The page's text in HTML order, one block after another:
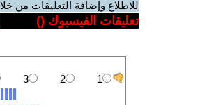
للاطلاع وإضافة التعليقات من
تعليقات الفيسبوك ()